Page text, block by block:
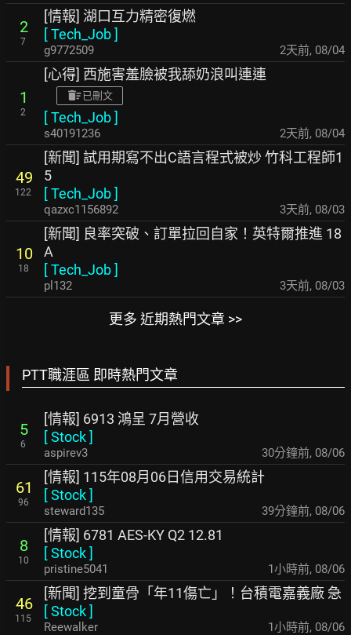
2
7
[情報] 湖口互力精密復燃
[Tech_Job]
g9772509 2天前, 08/04
1
2
[心得] 西施害羞臉被我舔奶浪叫連連
已刪文
[Tech_Job]
s40191236 2天前, 08/04
49
122
[新聞] 試用期寫不出C語言程式被炒 竹科工程師1
5
[Tech_Job]
qazxc1156892 3天前, 08/03
10
18
[新聞] 良率突破、訂單拉回自家！英特爾推進 18
A
[Tech_Job]
pl132 3天前, 08/03
更多 近期熱門文章 >>
PTT職涯區 即時熱門文章
5
6
[情報] 6913 鴻呈 7月營收
[Stock]
aspirev3 30分鐘前, 08/06
61
96
[情報] 115年08月06日信用交易統計
[Stock]
steward135 39分鐘前, 08/06
8
10
[情報] 6781 AES-KY Q2 12.81
[Stock]
pristine5041 1小時前, 08/06
46
115
[新聞] 挖到童骨「年11傷亡」！台積電嘉義廠 急
[Stock]
Reewalker 1小時前, 08/06